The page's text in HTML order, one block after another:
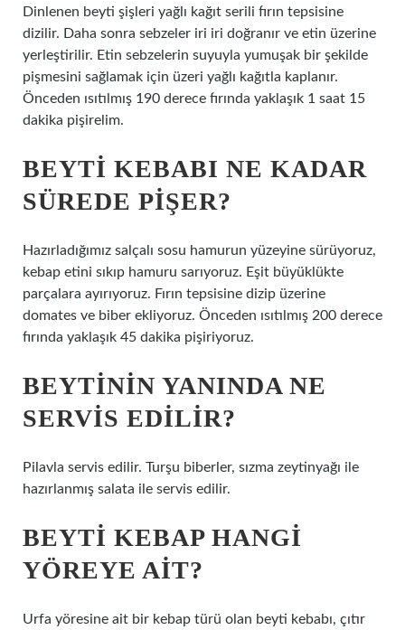
Dinlenen beyti şişleri yağlı kağıt serili fırın tepsisine
dizilir. Daha sonra sebzeler iri iri doğranır ve etin üzerine
yerleştirilir. Etin sebzelerin suyuyla yumuşak bir şekilde
pişmesini sağlamak için üzeri yağlı kağıtla kaplanır.
Önceden ısıtılmış 190 derece fırında yaklaşık 1 saat 15
dakika pişirelim.
BEYTI KEBABI NE KADAR
SÜREDE PIŞER?
Hazırladığımız salçalı sosu hamurun yüzeyine sürüyoruz,
kebap etini sıkıp hamuru sarıyoruz. Eşit büyüklükte
parçalara ayırıyoruz. Fırın tepsisine dizip üzerine
domates ve biber ekliyoruz. Önceden ısıtılmış 200 derece
fırında yaklaşık 45 dakika pişiriyoruz.
BEYTININ YANINDA NE
SERVIS EDILIR?
Pilavla servis edilir. Turşu biberler, sızma zeytinyağı ile
hazırlanmış salata ile servis edilir.
BEYTI KEBAP HANGI
YÖREYE AIT?
Urfa yöresine ait bir kebap türü olan beyti kebabı, çıtır